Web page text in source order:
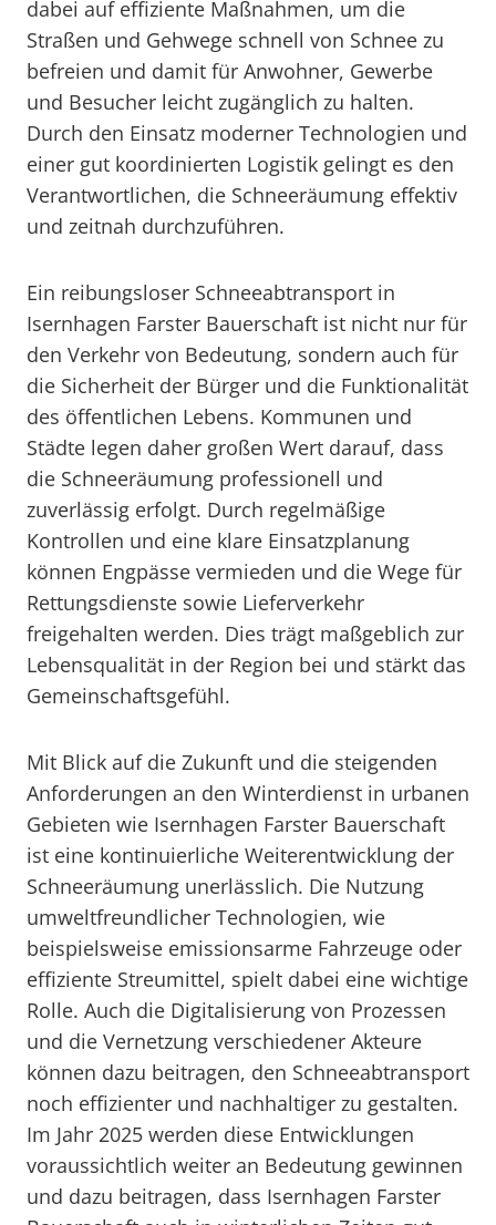
dabei auf effiziente Maßnahmen, um die
Straßen und Gehwege schnell von Schnee zu
befreien und damit für Anwohner, Gewerbe
und Besucher leicht zugänglich zu halten.
Durch den Einsatz moderner Technologien und
einer gut koordinierten Logistik gelingt es den
Verantwortlichen, die Schneeräumung effektiv
und zeitnah durchzuführen.
Ein reibungsloser Schneeabtransport in
Isernhagen Farster Bauerschaft ist nicht nur für
den Verkehr von Bedeutung, sondern auch für
die Sicherheit der Bürger und die Funktionalität
des öffentlichen Lebens. Kommunen und
Städte legen daher großen Wert darauf, dass
die Schneeräumung professionell und
zuverlässig erfolgt. Durch regelmäßige
Kontrollen und eine klare Einsatzplanung
können Engpässe vermieden und die Wege für
Rettungsdienste sowie Lieferverkehr
freigehalten werden. Dies trägt maßgeblich zur
Lebensqualität in der Region bei und stärkt das
Gemeinschaftsgefühl.
Mit Blick auf die Zukunft und die steigenden
Anforderungen an den Winterdienst in urbanen
Gebieten wie Isernhagen Farster Bauerschaft
ist eine kontinuierliche Weiterentwicklung der
Schneeräumung unerlässlich. Die Nutzung
umweltfreundlicher Technologien, wie
beispielsweise emissionsarme Fahrzeuge oder
effiziente Streumittel, spielt dabei eine wichtige
Rolle. Auch die Digitalisierung von Prozessen
und die Vernetzung verschiedener Akteure
können dazu beitragen, den Schneeabtransport
noch effizienter und nachhaltiger zu gestalten.
Im Jahr 2025 werden diese Entwicklungen
voraussichtlich weiter an Bedeutung gewinnen
und dazu beitragen, dass Isernhagen Farster